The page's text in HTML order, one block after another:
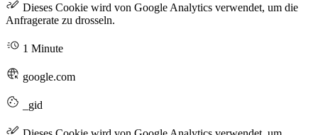
Dieses Cookie wird von Google Analytics verwendet, um die
Anfragerate zu drosseln.
1 Minute
google.com
_gid